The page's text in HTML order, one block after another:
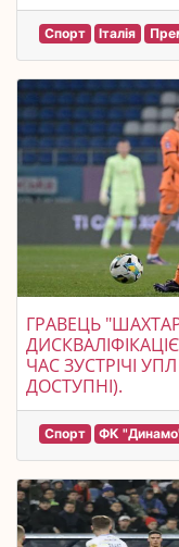
Спорт Італія
ГРАВЕЦЬ
ЧАС ЗУСТРІЧІ
ДОСТУПНІ).
Спорт ФК